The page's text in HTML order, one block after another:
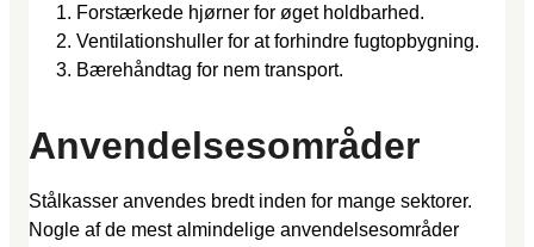
Forstærkede hjørner for øget holdbarhed.
Ventilationshuller for at forhindre fugtopbygning.
Bærehåndtag for nem transport.
Anvendelsesområder
Stålkasser anvendes bredt inden for mange sektorer.
Nogle af de mest almindelige anvendelsesområder